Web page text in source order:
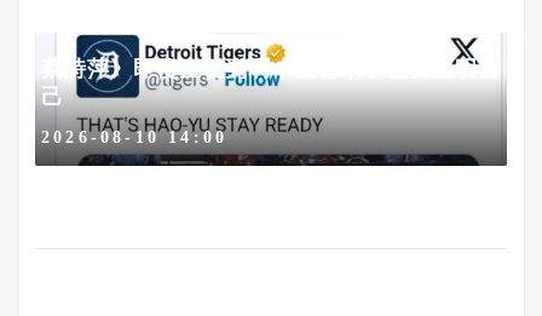
蔡詩萍》即使坐板凳啊，機會來了也要證明自
己
2026-08-10 14:00